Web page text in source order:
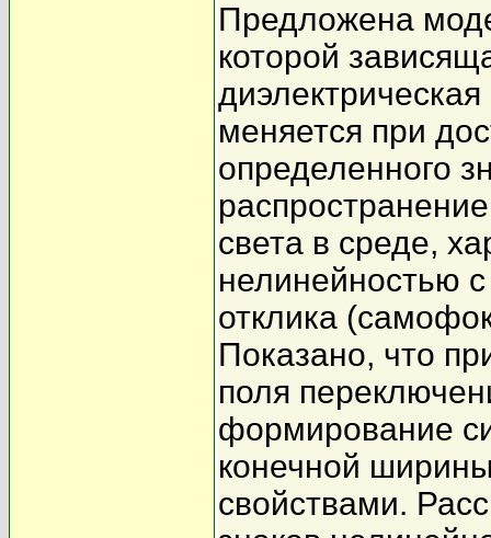
Предложена
которой
меняется при
определенного
света в среде,
нелинейностью
отклика
Показано, что
поля
формирование
конечной
свойствами.